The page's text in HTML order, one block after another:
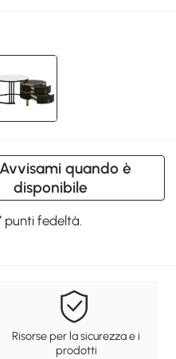
Avvisami quando è
disponibile
punti fedeltà.
Risorse per la sicurezza e i
prodotti